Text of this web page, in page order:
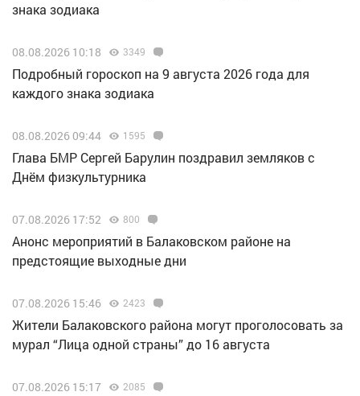
знака зодиака
08.08.2026 10:18 3349
Подробный гороскоп на 9 августа 2026 года для
каждого знака зодиака
08.08.2026 09:44 1595
Глава БМР Сергей Барулин поздравил земляков с
Днём физкультурника
07.08.2026 17:52 800
Анонс мероприятий в Балаковском районе на
предстоящие выходные дни
07.08.2026 15:46 2423
Жители Балаковского района могут проголосовать за
мурал “Лица одной страны” до 16 августа
07.08.2026 15:17 2085